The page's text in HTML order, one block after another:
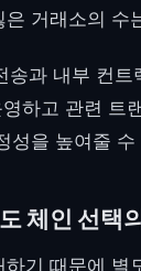
거래소의
과 내부 컨
하고 관련 트
성을 높여줄 수
체인 선택
기 때문에